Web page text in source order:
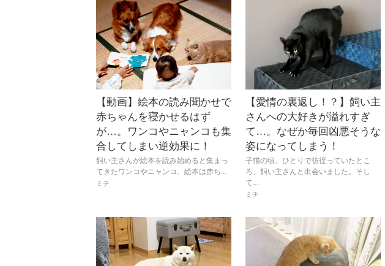
【動画】絵本の読み聞かせで
赤ちゃんを寝かせるはず
が…。ワンコやニャンコも集
合してしまい逆効果に！
飼い主さんが絵本を読み始めると集まっ
てきたワンコやニャンコ。絵本は赤ち...
ミチ
【愛情の裏返し！？】飼い主
さんへの大好きが溢れすぎ
て…。なぜか毎回凶悪そうな
姿になってしまう！
子猫の頃、ひとりで彷徨っていたとこ
ろ、飼い主さんと出会いました。そし
て...
ミチ